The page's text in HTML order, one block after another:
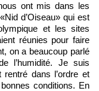
ont mis dans les
d’Oiseau» qui est
et les sites
réunies pour faire
on a beaucoup parlé
l’humidité. Je suis
dans l’ordre et
conditions. En